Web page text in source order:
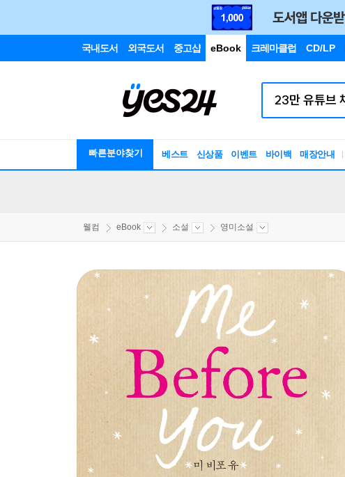
국내도서 외국도서 중고샵 eBook 크레마클럽 CD/LP
빠른분야찾기 베스트 신상품 이벤트 바이백 매장안내
웰컴 eBook 소설 영미소설